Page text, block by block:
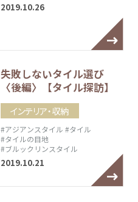
2019.10.26
失敗しないタイル選び
〈後編〉【タイル探訪】
インテリア・収納
#アジアンスタイル #タイル
#タイルの目地
#ブルックリンスタイル
2019.10.21